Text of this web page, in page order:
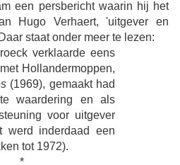
een persbericht waarin hij het
Hugo Verhaert, 'uitgever en
staat onder meer te lezen:
verklaarde eens
Hollandermoppen,
(1969), gemaakt had
waardering en als
voor uitgever
werd inderdaad een
tot 1972).
*